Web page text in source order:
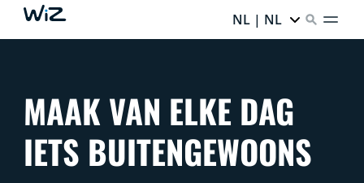
NL | NL
MAAK VAN ELKE DAG
IETS BUITENGEWOONS